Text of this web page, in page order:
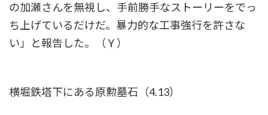
の加瀬さんを無視し、手前勝手なストーリーをでっ
ち上げているだけだ。暴力的な工事強行を許さな
い」と報告した。（Ｙ）
横堀鉄塔下にある原勲墓石（4.13）